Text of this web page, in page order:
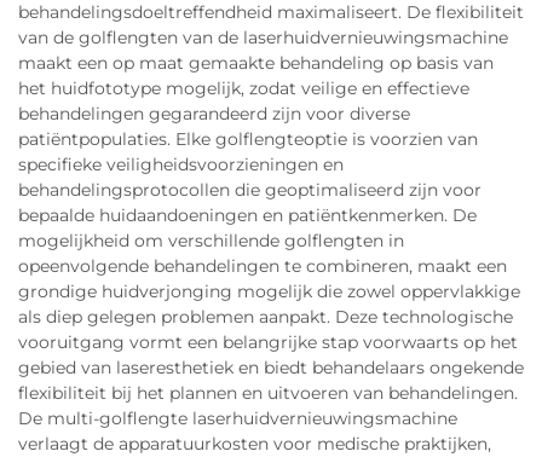
behandelingsdoeltreffendheid maximaliseert. De flexibiliteit
van de golflengten van de laserhuidvernieuwingsmachine
maakt een op maat gemaakte behandeling op basis van
het huidfototype mogelijk, zodat veilige en effectieve
behandelingen gegarandeerd zijn voor diverse
patiëntpopulaties. Elke golflengteoptie is voorzien van
specifieke veiligheidsvoorzieningen en
behandelingsprotocollen die geoptimaliseerd zijn voor
bepaalde huidaandoeningen en patiëntkenmerken. De
mogelijkheid om verschillende golflengten in
opeenvolgende behandelingen te combineren, maakt een
grondige huidverjonging mogelijk die zowel oppervlakkige
als diep gelegen problemen aanpakt. Deze technologische
vooruitgang vormt een belangrijke stap voorwaarts op het
gebied van laseresthetiek en biedt behandelaars ongekende
flexibiliteit bij het plannen en uitvoeren van behandelingen.
De multi-golflengte laserhuidvernieuwingsmachine
verlaagt de apparatuurkosten voor medische praktijken,